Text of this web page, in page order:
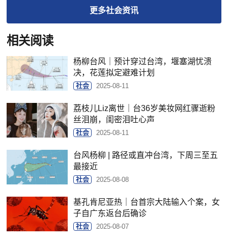
更多社会资讯
相关阅读
杨柳台风｜预计穿过台湾，堰塞湖忧溃
决，花莲拟定避难计划
社会 2025-08-11
荔枝儿Liz离世｜台36岁美妆网红骤逝粉
丝泪崩，闺密泪吐心声
社会 2025-08-11
台风杨柳 | 路径或直冲台湾，下周三至五
最接近
社会 2025-08-08
基孔肯尼亚热｜台首宗大陆输入个案，女
子自广东返台后确诊
社会 2025-08-07